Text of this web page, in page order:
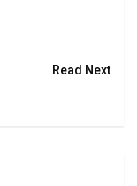
Read Next